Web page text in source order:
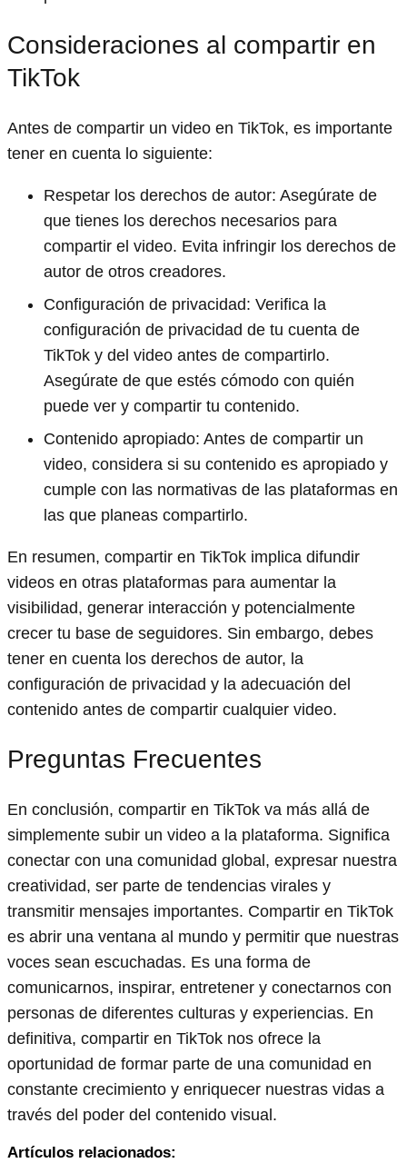
Consideraciones al compartir en
TikTok
Antes de compartir un video en TikTok, es importante
tener en cuenta lo siguiente:
Respetar los derechos de autor: Asegúrate de
que tienes los derechos necesarios para
compartir el video. Evita infringir los derechos de
autor de otros creadores.
Configuración de privacidad: Verifica la
configuración de privacidad de tu cuenta de
TikTok y del video antes de compartirlo.
Asegúrate de que estés cómodo con quién
puede ver y compartir tu contenido.
Contenido apropiado: Antes de compartir un
video, considera si su contenido es apropiado y
cumple con las normativas de las plataformas en
las que planeas compartirlo.
En resumen, compartir en TikTok implica difundir
videos en otras plataformas para aumentar la
visibilidad, generar interacción y potencialmente
crecer tu base de seguidores. Sin embargo, debes
tener en cuenta los derechos de autor, la
configuración de privacidad y la adecuación del
contenido antes de compartir cualquier video.
Preguntas Frecuentes
En conclusión, compartir en TikTok va más allá de
simplemente subir un video a la plataforma. Significa
conectar con una comunidad global, expresar nuestra
creatividad, ser parte de tendencias virales y
transmitir mensajes importantes. Compartir en TikTok
es abrir una ventana al mundo y permitir que nuestras
voces sean escuchadas. Es una forma de
comunicarnos, inspirar, entretener y conectarnos con
personas de diferentes culturas y experiencias. En
definitiva, compartir en TikTok nos ofrece la
oportunidad de formar parte de una comunidad en
constante crecimiento y enriquecer nuestras vidas a
través del poder del contenido visual.
Artículos relacionados: